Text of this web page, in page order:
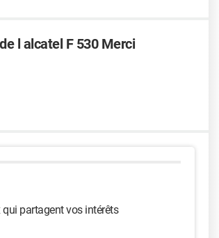
l alcatel F 530 Merci
partagent vos intérêts